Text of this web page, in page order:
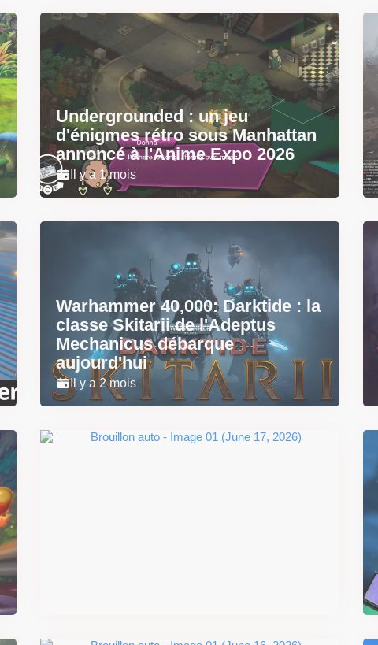
Undergrounded : un jeu
d'énigmes rétro sous Manhattan
annoncé à l'Anime Expo 2026
Il y a 1 mois
Warhammer 40,000: Darktide : la
classe Skitarii de l'Adeptus
Mechanicus débarque
aujourd'hui
Il y a 2 mois